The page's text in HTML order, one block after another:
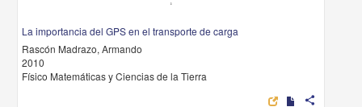
La importancia del GPS en el transporte de carga
Rascón Madrazo, Armando
2010
Físico Matemáticas y Ciencias de la Tierra
share